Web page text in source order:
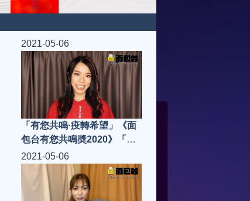
2021-05-06
「有您共鳴·疫轉希望」《面
包台有您共鳴奬2020》「共
鳴金曲」J.Arie雷深如 -《雙
面哈菲》
2021-05-06